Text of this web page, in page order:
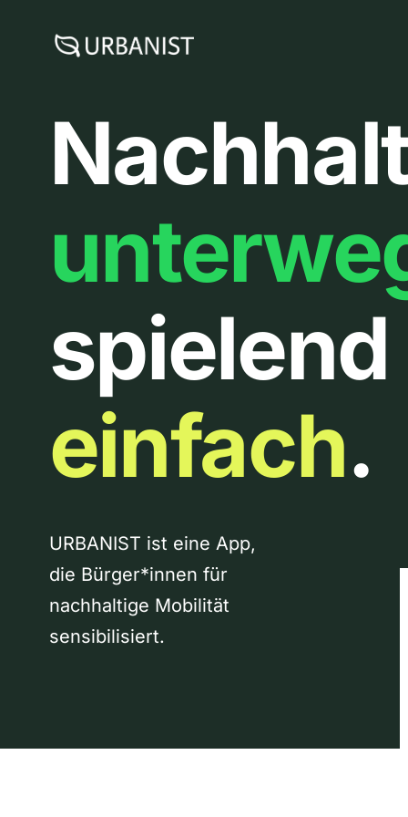
spielend
einfach.
URBANIST ist eine App,
die Bürger*innen für
nachhaltige Mobilität
sensibilisiert.